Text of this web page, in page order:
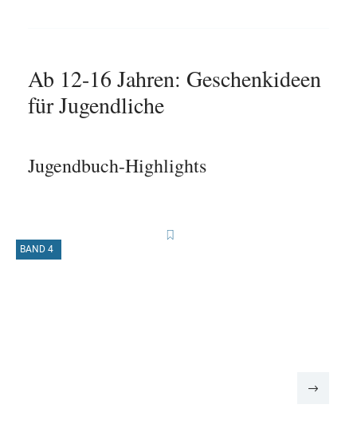
Ab 12-16 Jahren: Geschenkideen
für Jugendliche
Jugendbuch-Highlights
BAND 4